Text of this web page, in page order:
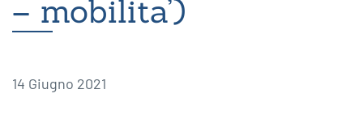
– mobilita’)
14 Giugno 2021